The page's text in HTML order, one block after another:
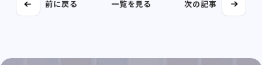
前に戻る 一覧を見る 次の記事